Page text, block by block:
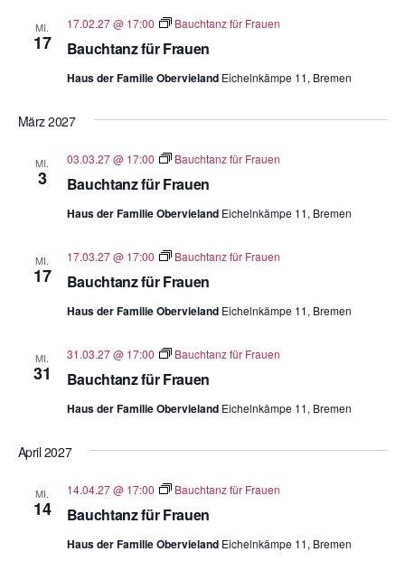
MI.
17 Bauchtanz für Frauen
17.02.27 @ 17:00 Bauchtanz für Frauen
Haus der Familie Obervieland Eichelnkämpe 11, Bremen
März 2027
MI.
3 Bauchtanz für Frauen
03.03.27 @ 17:00 Bauchtanz für Frauen
Haus der Familie Obervieland Eichelnkämpe 11, Bremen
MI.
17 Bauchtanz für Frauen
17.03.27 @ 17:00 Bauchtanz für Frauen
Haus der Familie Obervieland Eichelnkämpe 11, Bremen
MI.
31 Bauchtanz für Frauen
31.03.27 @ 17:00 Bauchtanz für Frauen
Haus der Familie Obervieland Eichelnkämpe 11, Bremen
April 2027
MI.
14 Bauchtanz für Frauen
14.04.27 @ 17:00 Bauchtanz für Frauen
Haus der Familie Obervieland Eichelnkämpe 11, Bremen